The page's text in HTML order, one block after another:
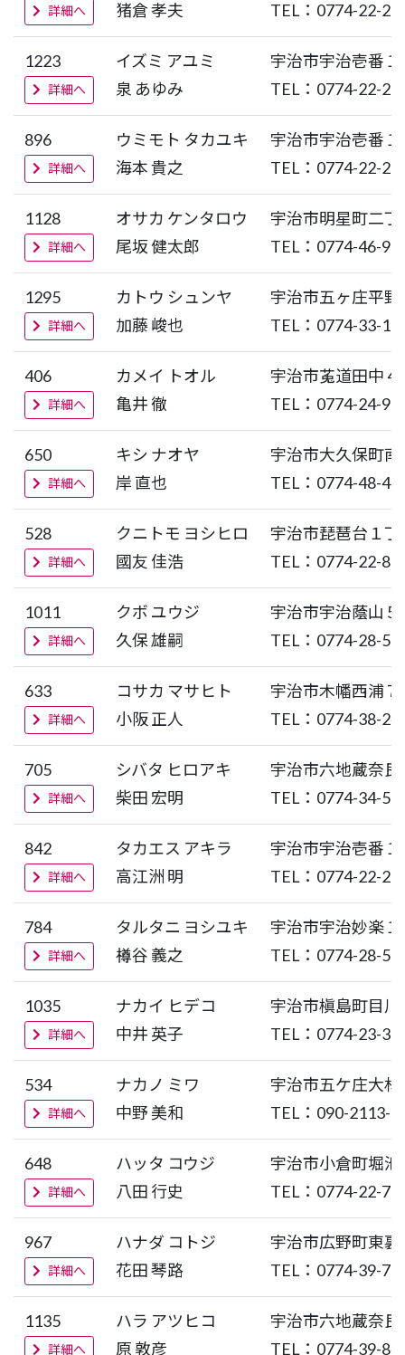
詳細へ 猪倉 孝夫 TEL：0774-22-
1223
詳細へ
イズミ アユミ
泉 あゆみ
宇治市宇治壱番１
TEL：0774-22-
896
詳細へ
ウミモト タカユキ
海本 貴之
宇治市宇治壱番１
TEL：0774-22-
1128
詳細へ
オサカ ケンタロウ
尾坂 健太郎
宇治市明星町二
TEL：0774-46-
1295
詳細へ
カトウ シュンヤ
加藤 峻也
宇治市五ヶ庄平
TEL：0774-33-
406
詳細へ
カメイ トオル
亀井 徹
宇治市道田中４
TEL：0774-24-
650
詳細へ
キシ ナオヤ
岸 直也
宇治市大久保町
TEL：0774-48-
528
詳細へ
クニトモ ヨシヒロ
國友 佳浩
宇治市琵琶台１
TEL：0774-22-
1011
詳細へ
クボ ユウジ
久保 雄嗣
宇治市宇治蔭山
TEL：0774-28-
633
詳細へ
コサカ マサヒト
小阪 正人
宇治市木幡西浦
TEL：0774-38-
705
詳細へ
シバタ ヒロアキ
柴田 宏明
宇治市六地蔵奈
TEL：0774-34-
842
詳細へ
タカエス アキラ
高江洲 明
宇治市宇治壱番１
TEL：0774-22-
784
詳細へ
タルタニ ヨシユキ
谷 義之
宇治市宇治妙楽
TEL：0774-28-
1035
詳細へ
ナカイ ヒデコ
中井 英子
宇治市槇島町目
TEL：0774-23-
534
詳細へ
ナカノ ミワ
中野 美和
宇治市五ケ庄大林
TEL：090-2113-
648
詳細へ
ハッタ コウジ
八田 行史
宇治市小倉町堀
TEL：0774-22-
967
詳細へ
ハナダ コトジ
花田 琴路
宇治市広野町東
TEL：0774-39-
1135
詳細へ
ハラ アツヒコ
原 敦彦
宇治市六地蔵奈
TEL：0774-39-